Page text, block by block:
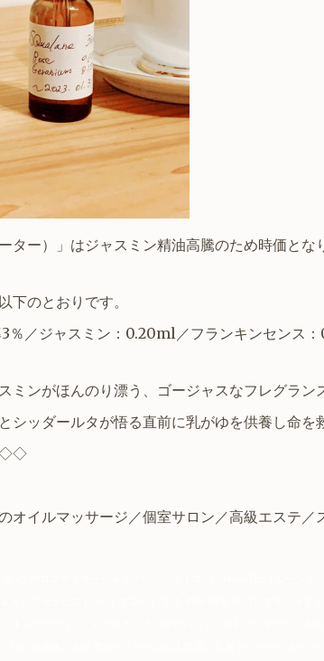
ター）」はジャスミン精油高騰のため時価とな
下のとおりです。
／ジャスミン：0.20ml／フランキンセンス
ミンがほんのり漂う、ゴージャスなフレグラン
シッダールタが悟る直前に乳がゆを供養し命を
◇
オイルマッサージ／個室サロン／高級エステ／